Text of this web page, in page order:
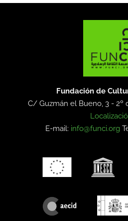
Fundación de
C/ Guzmán el Bueno, 3 - 2º
E-mail: info@funci.org